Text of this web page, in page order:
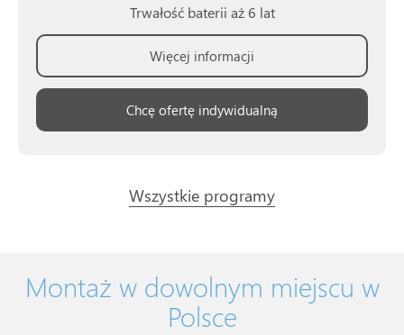
Trwałość baterii aż 6 lat
Więcej informacji
Chcę ofertę indywidualną
Wszystkie programy
Montaż w dowolnym miejscu w
Polsce